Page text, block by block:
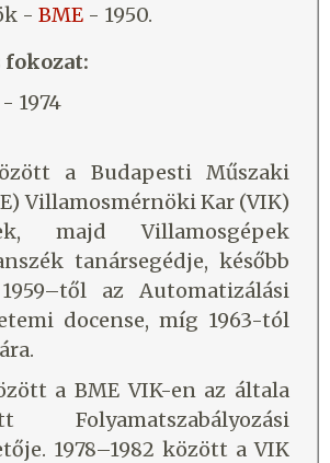
- BME - 1950.
fokozat:
1974
a Budapesti Műszaki
Villamosmérnöki Kar (VIK)
majd Villamosgépek
tanársegédje, később
az Automatizálási
docense, míg 1963-tól
a BME VIK-en az általa
Folyamatszabályozási
1978–1982 között a VIK